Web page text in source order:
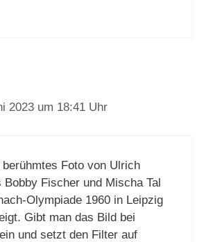
2023 um 18:41 Uhr
berühmtes Foto von Ulrich
Bobby Fischer und Mischa Tal
Olympiade 1960 in Leipzig
Gibt man das Bild bei
und setzt den Filter auf